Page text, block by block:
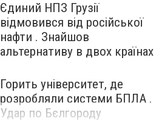
Єдиний НПЗ Грузії
відмовився від російської
нафти . Знайшов
альтернативу в двох країнах
Горить університет, де
розробляли системи БПЛА .
Удар по Бєлгороду